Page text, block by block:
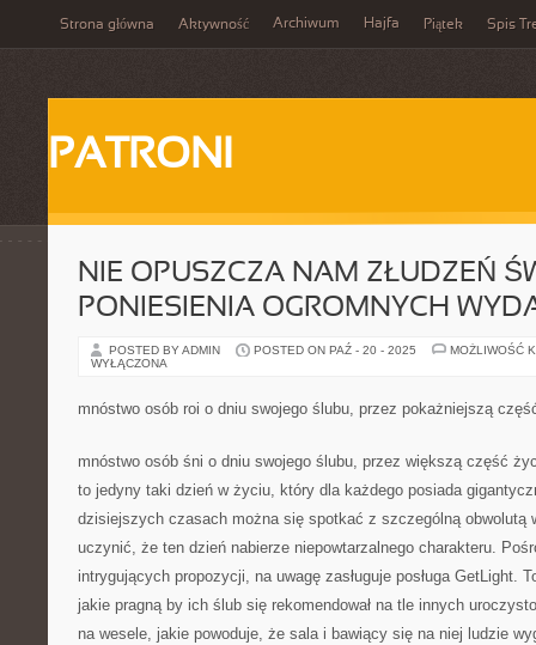
Strona główna Aktywność Archiwum Hajfa Piątek Spis
PATRONI
NIE OPUSZCZA NAM ZŁUDZEŃ
PONIESIENIA OGROMNYCH
POSTED BY ADMIN POSTED ON PAŹ - 20 - 2025
MOŻLIWOŚĆ
WYŁĄCZONA
mnóstwo osób roi o dniu swojego ślubu, przez pokażniejszą
mnóstwo osób śni o dniu swojego ślubu, przez większą część
to jedyny taki dzień w życiu, który dla każdego posiada
dzisiejszych czasach można się spotkać z szczególną obwolutą
uczynić, że ten dzień nabierze niepowtarzalnego charakteru.
intrygujących propozycji, na uwagę zasługuje posługa GetLight.
jakie pragną by ich ślub się rekomendował na tle innych
na wesele, jakie powoduje, że sala i bawiący się na niej ludzie